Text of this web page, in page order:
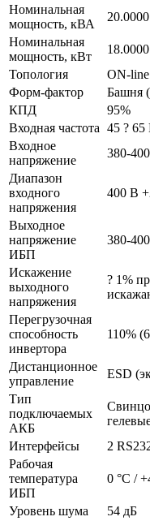
Номинальная
мощность, кВА
20.0000
Номинальная
мощность, кВт
18.0000
Топология
ON-
Форм-фактор
Башня
КПД
95%
Входная частота 45 ? 65
Входное
напряжение
380-
Диапазон
входного
напряжения
400 В
Выходное
напряжение
ИБП
380-
Искажение
выходного
напряжения
? 1%
Перегрузочная
способность
инвертора
110%
Дистанционное
управление
ESD
Тип
подключаемых
АКБ
Интерфейсы
2
Рабочая
температура
ИБП
0 °C /
Уровень шума
54 дБ